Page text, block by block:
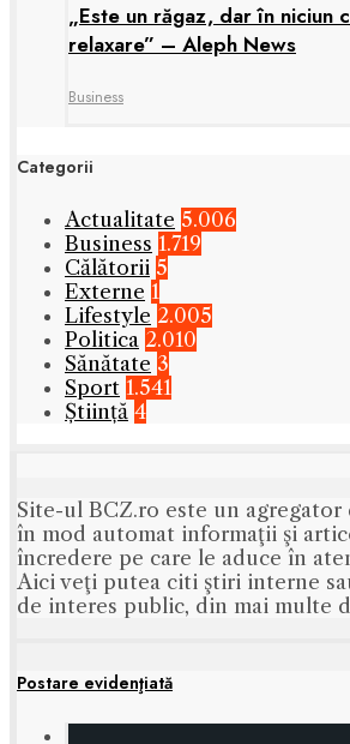
„Este un răgaz, dar în niciun
relaxare” – Aleph News
Business
Categorii
Actualitate 5.006
Business 1.719
Călătorii 5
Externe 1
Lifestyle 2.005
Politica 2.010
Sănătate 3
Sport 1.541
Știință 4
Site-ul BCZ.ro este un agregator
în mod automat informaţii şi
încredere pe care le aduce în
Aici veţi putea citi ştiri interne
de interes public, din mai multe
Postare evidenţiată